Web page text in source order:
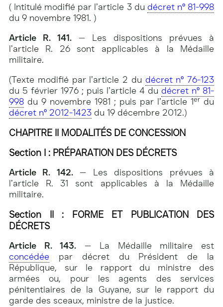
( Intitulé modifié par l’article 3 du décret n° 81-998
du 9 novembre 1981. )
Article R. 141. — Les dispositions prévues à
l’article R. 26 sont applicables à la Médaille
militaire.
(Texte modifié par l’article 2 du décret n° 76-123
du 5 février 1976 ; puis l’article 4 du décret n° 81-
998 du 9 novembre 1981 ; puis par l’article 1er du
décret n° 2012-1423 du 19 décembre 2012.)
CHAPITRE II MODALITÉS DE CONCESSION
Section I : PRÉPARATION DES DÉCRETS
Article R. 142.— Les dispositions prévues à
l’article R. 31 sont applicables à la Médaille
militaire.
Section II : FORME ET PUBLICATION DES
DÉCRETS
Article R. 143. — La Médaille militaire est
concédée par décret du Président de la
République, sur le rapport du ministre des
armées ou, pour les agents des services
pénitentiaires de la Guyane, sur le rapport du
garde des sceaux, ministre de la justice.